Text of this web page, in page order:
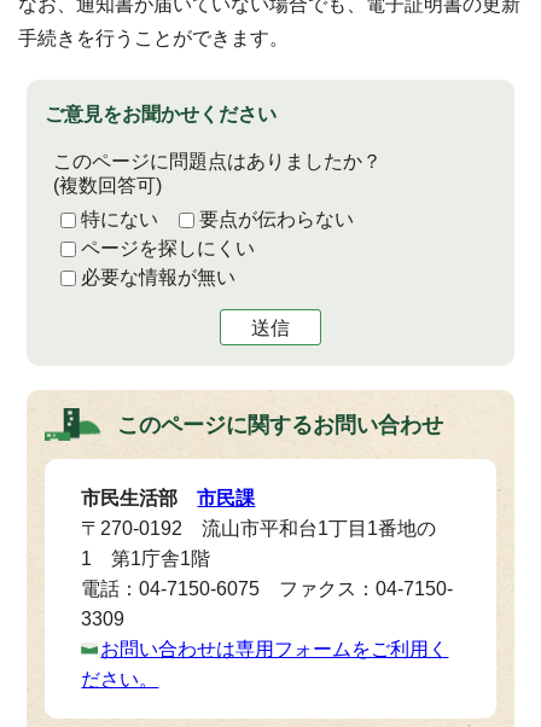
なお、通知書が届いていない場合でも、電子証明書の更新
手続きを行うことができます。
ご意見をお聞かせください
このページに問題点はありましたか？
(複数回答可)
特にない
要点が伝わらない
ページを探しにくい
必要な情報が無い
送信
このページに関するお問い合わせ
市民生活部市民課
〒270-0192 流山市平和台1丁目1番地の
1 第1庁舎1階
電話：04-7150-6075 ファクス：04-7150-
3309
お問い合わせは専用フォームをご利用く
ださい。